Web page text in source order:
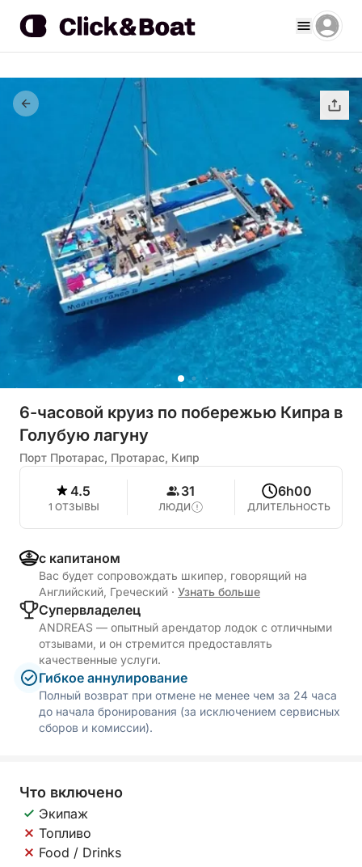
6-часовой круиз по побережью Кипра в
Голубую лагуну
Порт Протарас, Протарас, Кипр
4.5
1 ОТЗЫВЫ
31
ЛЮДИ
6h00
ДЛИТЕЛЬНОСТЬ
с капитаном
Вас будет сопровождать шкипер, говорящий на
Английский, Греческий · Узнать больше
Cупервладелец
ANDREAS — опытный арендатор лодок с отличными
отзывами, и он стремится предоставлять
качественные услуги.
Гибкое аннулирование
Полный возврат при отмене не менее чем за 24 часа
до начала бронирования (за исключением сервисных
сборов и комиссии).
Что включено
Экипаж
Топливо
Food / Drinks